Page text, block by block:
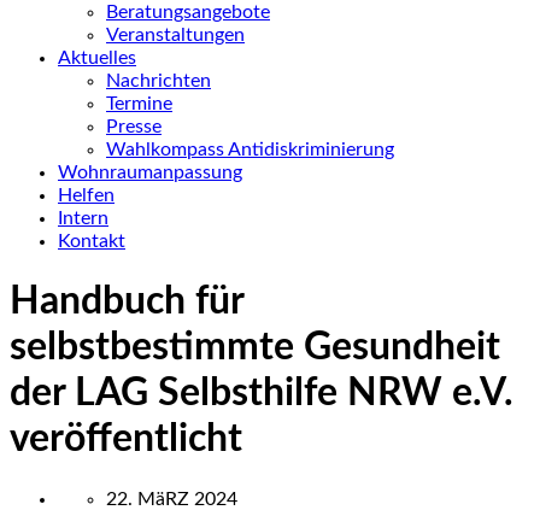
Beratungsangebote
Veranstaltungen
Aktuelles
Nachrichten
Termine
Presse
Wahlkompass Antidiskriminierung
Wohnraumanpassung
Helfen
Intern
Kontakt
Handbuch für
selbstbestimmte Gesundheit
der LAG Selbsthilfe NRW e.V.
veröffentlicht
22. MäRZ 2024